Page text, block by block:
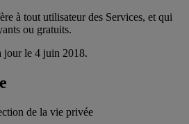
à tout utilisateur des Services, et qui
ou gratuits.
jour le 4 juin 2018.
de la vie privée